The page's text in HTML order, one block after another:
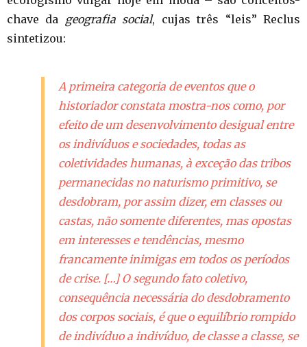
chave da geografia social, cujas três “leis” Reclus
sintetizou:
A primeira categoria de eventos que o
historiador constata mostra-nos como, por
efeito de um desenvolvimento desigual entre
os indivíduos e sociedades, todas as
coletividades humanas, à exceção das tribos
permanecidas no naturismo primitivo, se
desdobram, por assim dizer, em classes ou
castas, não somente diferentes, mas opostas
em interesses e tendências, mesmo
francamente inimigas em todos os períodos
de crise. […] O segundo fato coletivo,
consequência necessária do desdobramento
dos corpos sociais, é que o equilíbrio rompido
de indivíduo a indivíduo, de classe a classe, se